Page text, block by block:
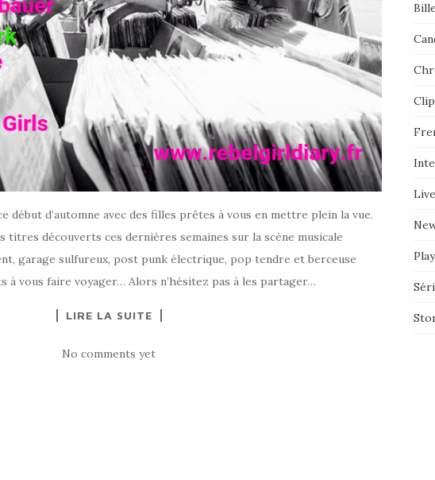
début d’automne avec des filles prêtes à vous en mettre plein la vue.
titres découverts ces dernières semaines sur la scène musicale
garage sulfureux, post punk électrique, pop tendre et berceuse
à vous faire voyager… Alors n’hésitez pas à les partager…
LIRE LA SUITE
No comments yet
Clip